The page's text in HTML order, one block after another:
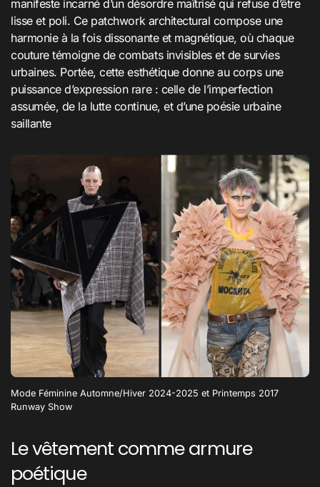
manifeste incarné d’un désordre maîtrisé qui refuse d’être
lisse et poli. Ce patchwork architectural compose une
harmonie à la fois dissonante et magnétique, où chaque
couture témoigne de combats invisibles et de survies
urbaines. Portée, cette esthétique donne au corps une
puissance d’expression rare : celle de l’imperfection
assumée, de la lutte continue, et d’une poésie urbaine
saillante
Mode Féminine Automne/Hiver 2024-2025 et Printemps 2017
Runway Show
Le vêtement comme armure
poétique